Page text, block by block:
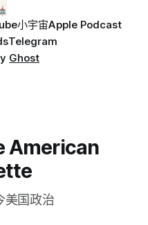
小宇宙Apple Podcast
Telegram
Ghost
American
美国政治